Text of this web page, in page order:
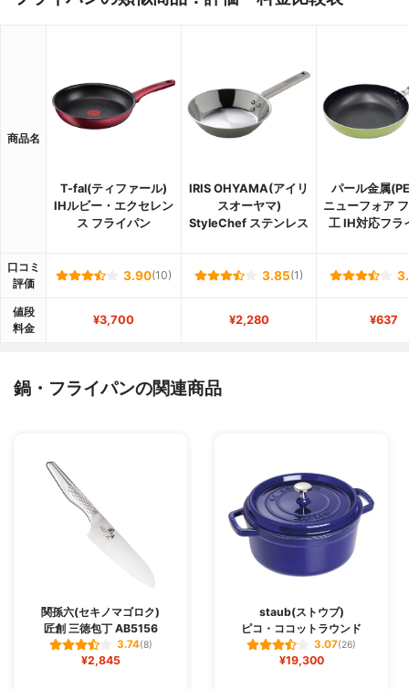
商品名
T-fal(ティファール)
IHルビー・エクセレン
ス フライパン
IRIS OHYAMA(アイリ
スオーヤマ)
StyleChef ステンレス
パール金属
ニューフォア
工 IH対応フラ
口コミ
評価
3.90(10) 3.85(1)
値段
料金
¥3,700 ¥2,280 ¥637
鍋・フライパンの関連商品
関孫六(セキノマゴロク)
匠創 三徳包丁 AB5156
3.74(8)
¥2,845
staub(ストウブ)
ピコ・ココットラウンド
3.07(26)
¥19,300